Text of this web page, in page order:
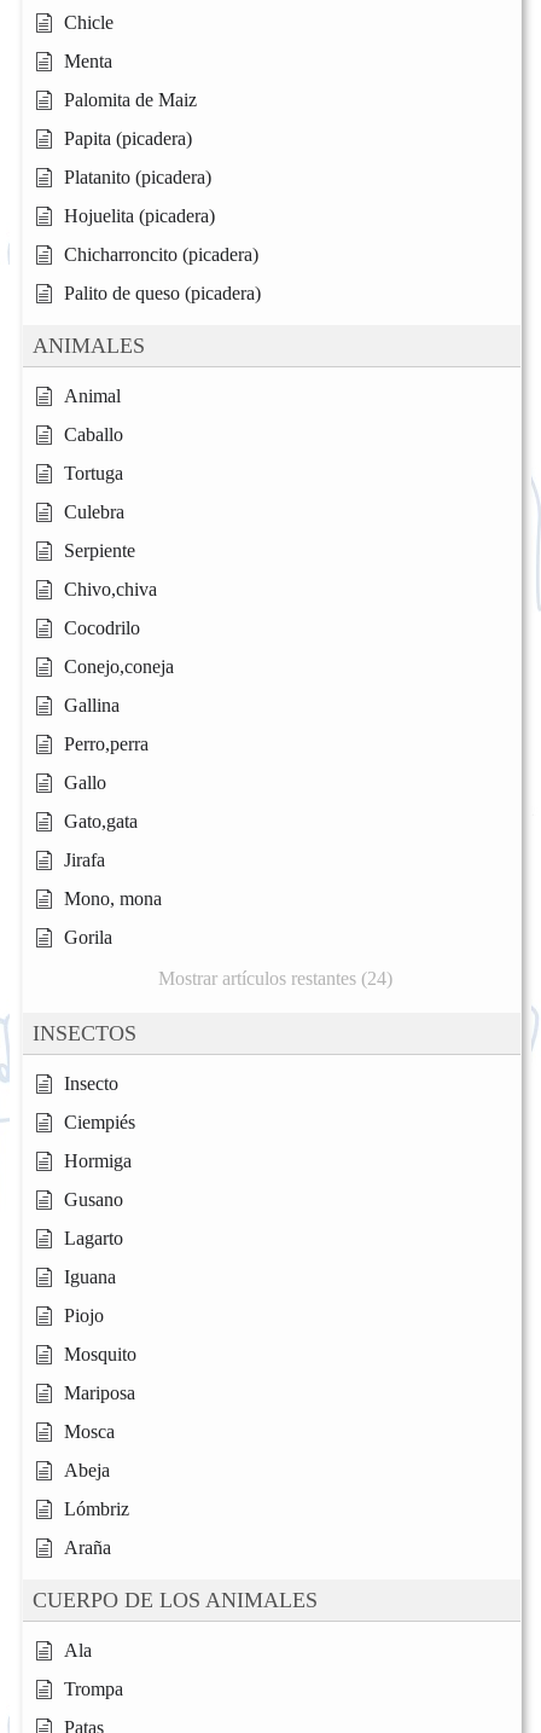
Chicle
Menta
Palomita de Maiz
Papita (picadera)
Platanito (picadera)
Hojuelita (picadera)
Chicharroncito (picadera)
Palito de queso (picadera)
ANIMALES
Animal
Caballo
Tortuga
Culebra
Serpiente
Chivo,chiva
Cocodrilo
Conejo,coneja
Gallina
Perro,perra
Gallo
Gato,gata
Jirafa
Mono, mona
Gorila
Mostrar artículos restantes (24)
INSECTOS
Insecto
Ciempiés
Hormiga
Gusano
Lagarto
Iguana
Piojo
Mosquito
Mariposa
Mosca
Abeja
Lómbriz
Araña
CUERPO DE LOS ANIMALES
Ala
Trompa
Patas